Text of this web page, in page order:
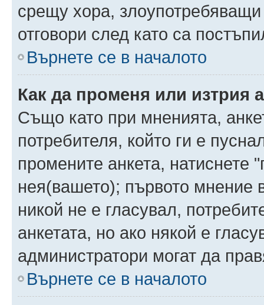
срещу хора,
отговори след като са
Върнете се в началото
Как да променя или изтрия
Също като при мненията,
потребителя, който ги е
промените анкета, натиснете
нея(вашето); първото мнение
никой не е гласувал,
анкетата, но ако някой е
администратори могат да
Върнете се в началото